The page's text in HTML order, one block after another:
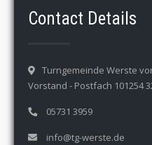
Contact Details
Turngemeinde Werste
Vorstand - Postfach 101254
05731 3959
info@tg-werste.de